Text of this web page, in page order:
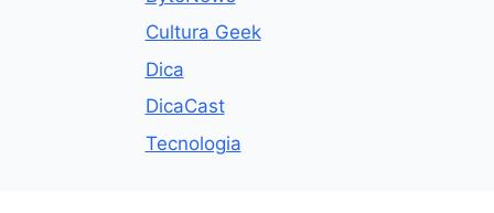
Cultura Geek
Dica
DicaCast
Tecnologia